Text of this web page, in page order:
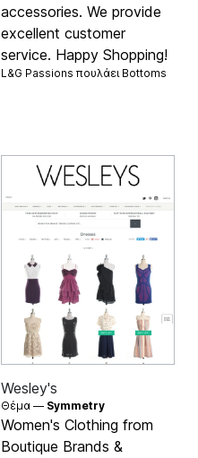
accessories. We provide
excellent customer
service. Happy Shopping!
L&G Passions πουλάει Bottoms
Wesley's
Θέμα — Symmetry
Women's Clothing from
Boutique Brands &